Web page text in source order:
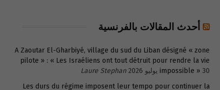
أحدث المقالات بالفرنسية
A Zaoutar El-Gharbiyé, village du sud du Liban désigné « zone
pilote » : « Les Israéliens ont tout détruit pour rendre la vie
impossible » 30 يوليو 2026
Laure Stephan
Les durs du régime imposent leur tempo pour continuer la